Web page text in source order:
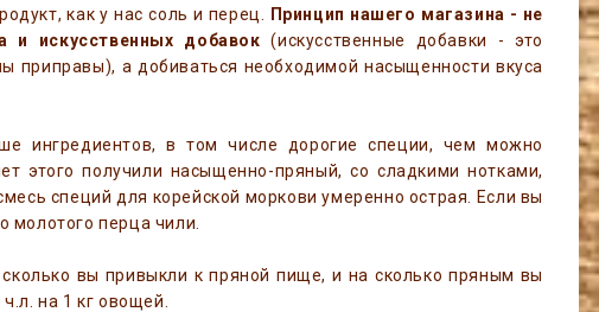
как у нас соль и перец.
Принцип нашего магазина - не
и искусственных добавок (искусственные добавки - это
приправы), а добиваться необходимой насыщенности вкуса
ингредиентов, в том числе дорогие специи, чем можно
этого получили насыщенно-пряный, со сладкими нотками,
специй для корейской моркови умеренно острая. Если вы
молотого перца чили.
сколько вы привыкли к пряной пище, и на сколько пряным вы
на 1 кг овощей.